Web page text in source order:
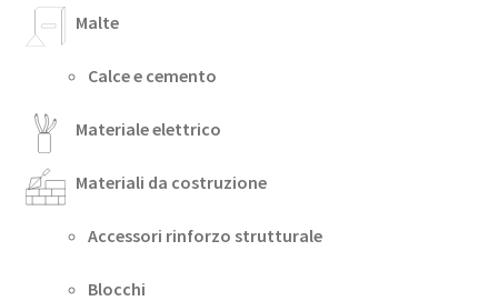
Malte
Calce e cemento
Materiale elettrico
Materiali da costruzione
Accessori rinforzo strutturale
Blocchi